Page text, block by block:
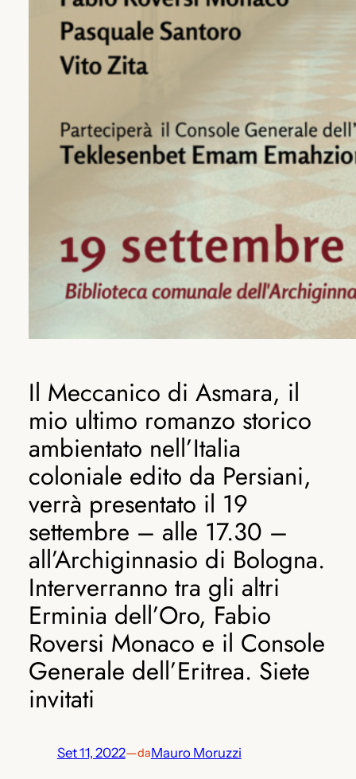
Il Meccanico di Asmara, il
mio ultimo romanzo storico
ambientato nell’Italia
coloniale edito da Persiani,
verrà presentato il 19
settembre – alle 17.30 –
all’Archiginnasio di Bologna.
Interverranno tra gli altri
Erminia dell’Oro, Fabio
Roversi Monaco e il Console
Generale dell’Eritrea. Siete
invitati
Set 11, 2022—daMauro Moruzzi